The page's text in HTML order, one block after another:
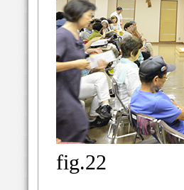
fig.22